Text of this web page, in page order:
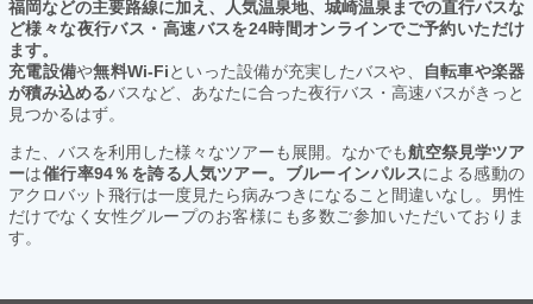
福岡などの主要路線に加え、人気温泉地、城崎温泉までの直行バスな
ど様々な夜行バス・高速バスを24時間オンラインでご予約いただけ
ます。
充電設備や無料Wi-Fiといった設備が充実したバスや、
自転車や楽器
が積み込めるバスなど、あなたに合った夜行バス・高速バスがきっと
見つかるはず。
また、バスを利用した様々なツアーも展開。なかでも航空祭見学ツア
ーは催行率94％を誇る人気ツアー。ブルーインパルスによる感動の
アクロバット飛行は一度見たら病みつきになること間違いなし。男性
だけでなく女性グループのお客様にも多数ご参加いただいておりま
す。